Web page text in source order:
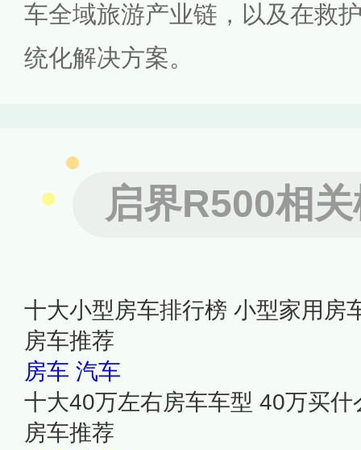
车全域旅游产业链，以及在救
统化解决方案。
启界R500相
十大小型房车排行榜 小型家用房
房车推荐
房车 汽车
十大40万左右房车车型 40万买
房车推荐